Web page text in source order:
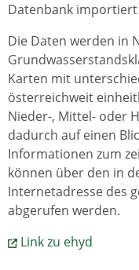
Datenbank
Die Daten werden in
Karten mit
österreichweit
Nieder-, Mittel- oder
dadurch auf einen
Informationen zum
können über den in
Internetadresse des
abgerufen werden.
Link zu ehyd